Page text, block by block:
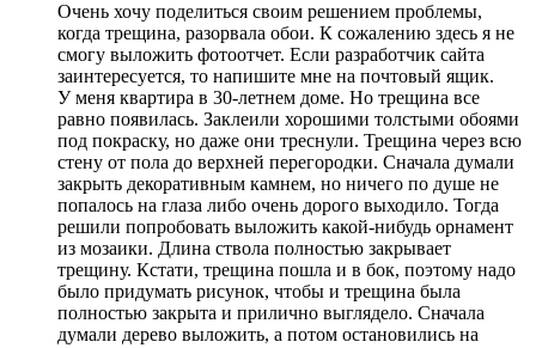
Очень хочу поделиться своим решением проблемы,
когда трещина, разорвала обои. К сожалению здесь я не
смогу выложить фотоотчет. Если разработчик сайта
заинтересуется, то напишите мне на почтовый ящик.
У меня квартира в 30-летнем доме. Но трещина все
равно появилась. Заклеили хорошими толстыми обоями
под покраску, но даже они треснули. Трещина через всю
стену от пола до верхней перегородки. Сначала думали
закрыть декоративным камнем, но ничего по душе не
попалось на глаза либо очень дорого выходило. Тогда
решили попробовать выложить какой-нибудь орнамент
из мозаики. Длина ствола полностью закрывает
трещину. Кстати, трещина пошла и в бок, поэтому надо
было придумать рисунок, чтобы и трещина была
полностью закрыта и прилично выглядело. Сначала
думали дерево выложить, а потом остановились на